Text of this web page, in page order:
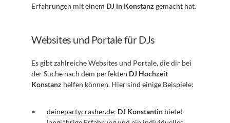
Erfahrungen mit einem DJ in Konstanz gemacht hat.
Websites und Portale für DJs
Es gibt zahlreiche Websites und Portale, die dir bei
der Suche nach dem perfekten DJ Hochzeit
Konstanz helfen können. Hier sind einige Beispiele:
deinepartycrasher.de: DJ Konstantin bietet